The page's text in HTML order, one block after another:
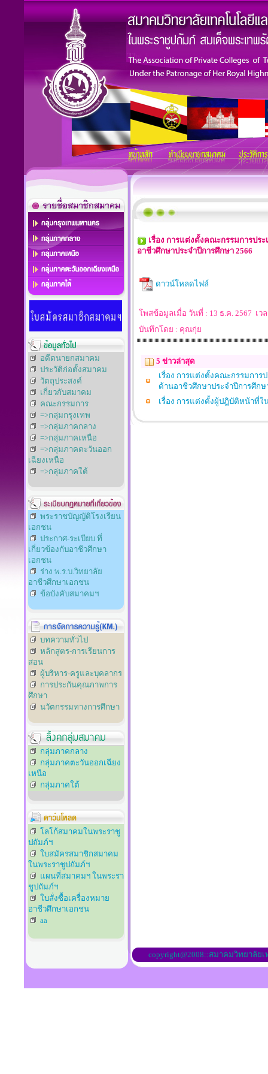
อดีตนายกสมาคม
ประวัติก่อตั้งสมาคม
วัตถุประสงค์
เกี่ยวกับสมาคม
คณะกรรมการ
=>กลุ่มกรุงเทพ
=>กลุ่มภาคกลาง
=>กลุ่มภาคเหนือ
=>กลุ่มภาคตะวันออก
เฉียงเหนือ
=>กลุ่มภาคใต้
พระราชบัญญัติโรงเรียน
เอกชน
ประกาศ-ระเบียบ ที่
เกี่ยวข้องกับอาชีวศึกษา
เอกชน
ร่าง พ.ร.บ.วิทยาลัย
อาชีวศึกษาเอกชน
ข้อบังคับสมาคมฯ
บทความทั่วไป
หลักสูตร-การเรียนการ
สอน
ผู้บริหาร-ครูและบุคลากร
การประกันคุณภาพการ
ศึกษา
นวัตกรรมทางการศึกษา
กลุ่มภาคกลาง
กลุ่มภาคตะวันออกเฉียง
เหนือ
กลุ่มภาคใต้
โลโก้สมาคมในพระราชู
ปถัมภ์ฯ
ใบสมัครสมาชิกสมาคม
ในพระราชูปถัมภ์ฯ
แผนที่สมาคมฯ ในพระรา
ชูปถัมภ์ฯ
ใบสั่งซื้อเครื่องหมาย
อาชีวศึกษาเอกชน
aa
เรื่อง การแต่งตั้งคณะกรรมการปร
อาชีวศึกษาประจำปีการศึกษา 2566
ดาวน์โหลดไฟล์
โพสข้อมูลเมื่อ วันที่ : 13 ธ.ค. 2567 เ
บันทึกโดย : คุณกุ่ย
5 ข่าวล่าสุด
เรื่อง การแต่งตั้งคณะกรรมการ
ด้านอาชีวศึกษาประจำปีการศึกษ
เรื่อง การแต่งตั้งผู้ปฎิบัติหน้าที่ใ
copyright@2008::สมาคมวิทยาลั